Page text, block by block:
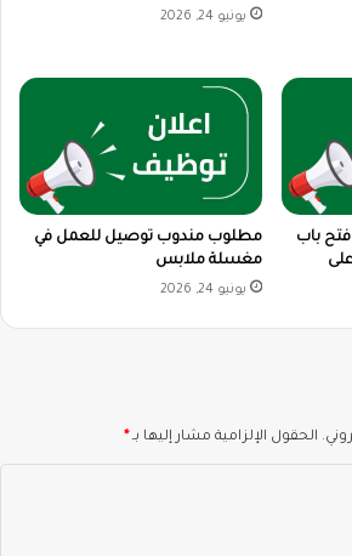
يونيو 24, 2026
باب
مطلوب مندوب توصيل للعمل في
مغسلة ملابس
يونيو 24, 2026
الحقول الإلزامية مشار إليها بـ*